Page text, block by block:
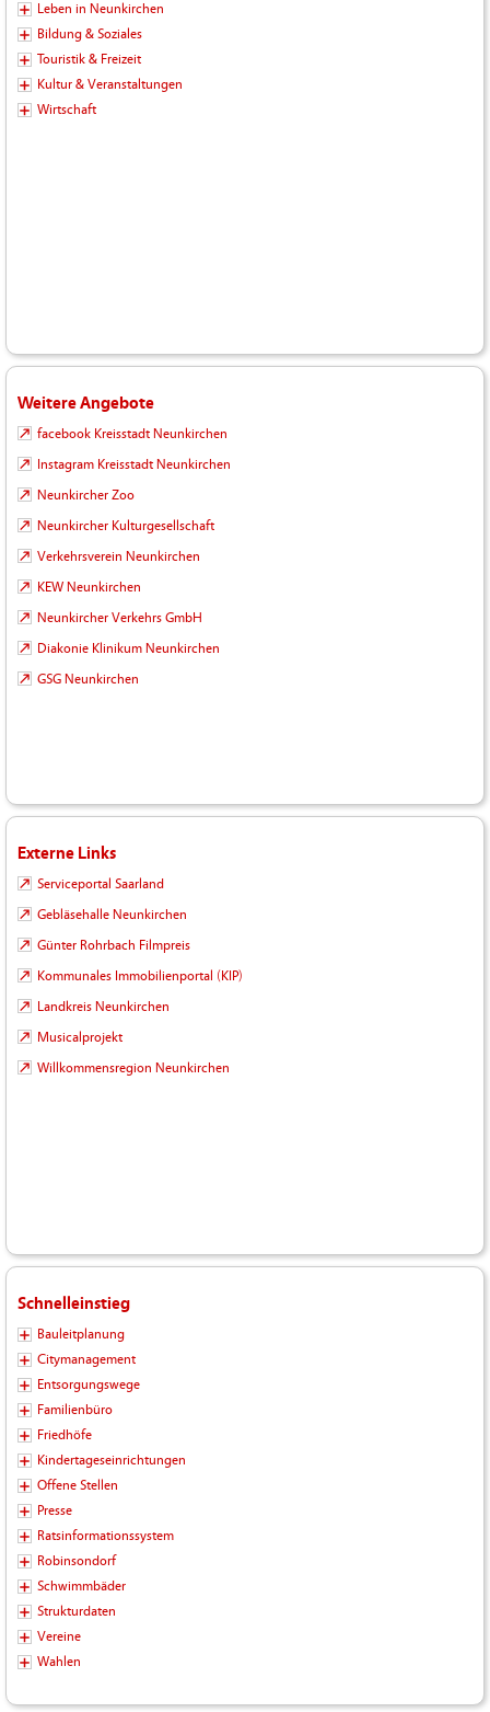
Leben in Neunkirchen
Bildung & Soziales
Touristik & Freizeit
Kultur & Veranstaltungen
Wirtschaft
Weitere Angebote
facebook Kreisstadt Neunkirchen
Instagram Kreisstadt Neunkirchen
Neunkircher Zoo
Neunkircher Kulturgesellschaft
Verkehrsverein Neunkirchen
KEW Neunkirchen
Neunkircher Verkehrs GmbH
Diakonie Klinikum Neunkirchen
GSG Neunkirchen
Externe Links
Serviceportal Saarland
Gebläsehalle Neunkirchen
Günter Rohrbach Filmpreis
Kommunales Immobilienportal (KIP)
Landkreis Neunkirchen
Musicalprojekt
Willkommensregion Neunkirchen
Schnelleinstieg
Bauleitplanung
Citymanagement
Entsorgungswege
Familienbüro
Friedhöfe
Kindertageseinrichtungen
Offene Stellen
Presse
Ratsinformationssystem
Robinsondorf
Schwimmbäder
Strukturdaten
Vereine
Wahlen